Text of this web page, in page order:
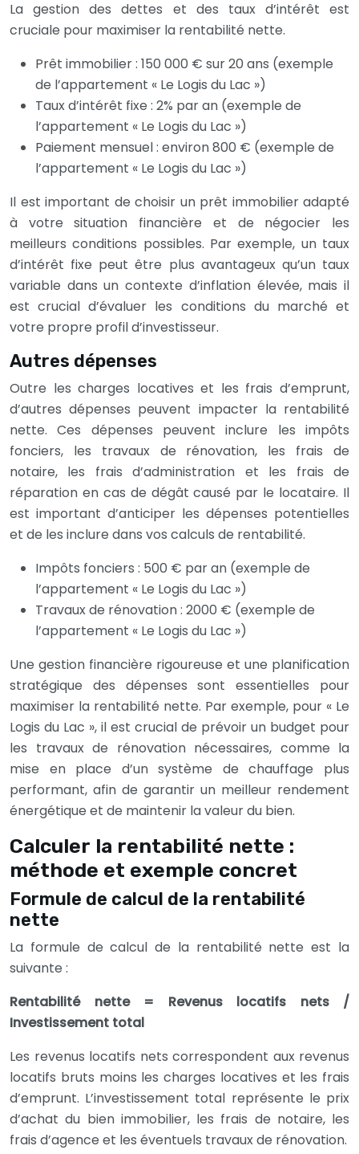
La gestion des dettes et des taux d’intérêt est
cruciale pour maximiser la rentabilité nette.
Prêt immobilier : 150 000 € sur 20 ans (exemple
de l’appartement « Le Logis du Lac »)
Taux d’intérêt fixe : 2% par an (exemple de
l’appartement « Le Logis du Lac »)
Paiement mensuel : environ 800 € (exemple de
l’appartement « Le Logis du Lac »)
Il est important de choisir un prêt immobilier adapté
à votre situation financière et de négocier les
meilleurs conditions possibles. Par exemple, un taux
d’intérêt fixe peut être plus avantageux qu’un taux
variable dans un contexte d’inflation élevée, mais il
est crucial d’évaluer les conditions du marché et
votre propre profil d’investisseur.
Autres dépenses
Outre les charges locatives et les frais d’emprunt,
d’autres dépenses peuvent impacter la rentabilité
nette. Ces dépenses peuvent inclure les impôts
fonciers, les travaux de rénovation, les frais de
notaire, les frais d’administration et les frais de
réparation en cas de dégât causé par le locataire. Il
est important d’anticiper les dépenses potentielles
et de les inclure dans vos calculs de rentabilité.
Impôts fonciers : 500 € par an (exemple de
l’appartement « Le Logis du Lac »)
Travaux de rénovation : 2000 € (exemple de
l’appartement « Le Logis du Lac »)
Une gestion financière rigoureuse et une planification
stratégique des dépenses sont essentielles pour
maximiser la rentabilité nette. Par exemple, pour « Le
Logis du Lac », il est crucial de prévoir un budget pour
les travaux de rénovation nécessaires, comme la
mise en place d’un système de chauffage plus
performant, afin de garantir un meilleur rendement
énergétique et de maintenir la valeur du bien.
Calculer la rentabilité nette :
méthode et exemple concret
Formule de calcul de la rentabilité
nette
La formule de calcul de la rentabilité nette est la
suivante :
Rentabilité nette = Revenus locatifs nets /
Investissement total
Les revenus locatifs nets correspondent aux revenus
locatifs bruts moins les charges locatives et les frais
d’emprunt. L’investissement total représente le prix
d’achat du bien immobilier, les frais de notaire, les
frais d’agence et les éventuels travaux de rénovation.